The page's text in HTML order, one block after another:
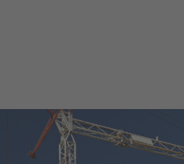
Umfrage:
Mittelstand fällt auf